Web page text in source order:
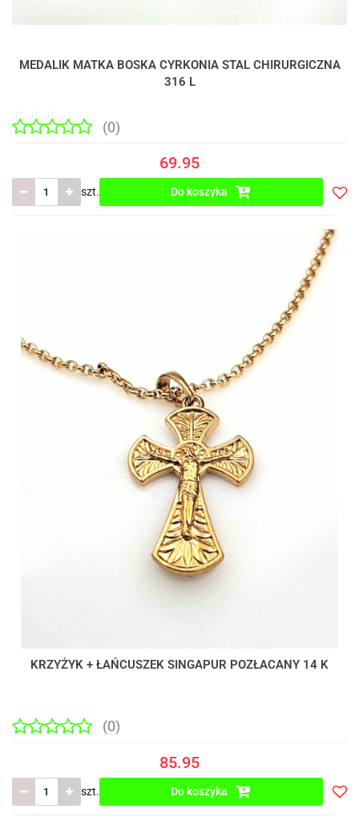
MEDALIK MATKA BOSKA CYRKONIA STAL CHIRURGICZNA
316 L
(0)
69.95
szt. Do koszyka
KRZYŻYK + ŁAŃCUSZEK SINGAPUR POZŁACANY 14 K
(0)
85.95
szt. Do koszyka